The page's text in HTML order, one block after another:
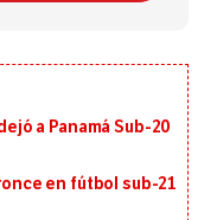
a Panamá Sub-20
en fútbol sub-21